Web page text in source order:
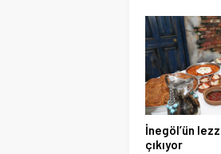
İnegöl’ün
çıkıyor